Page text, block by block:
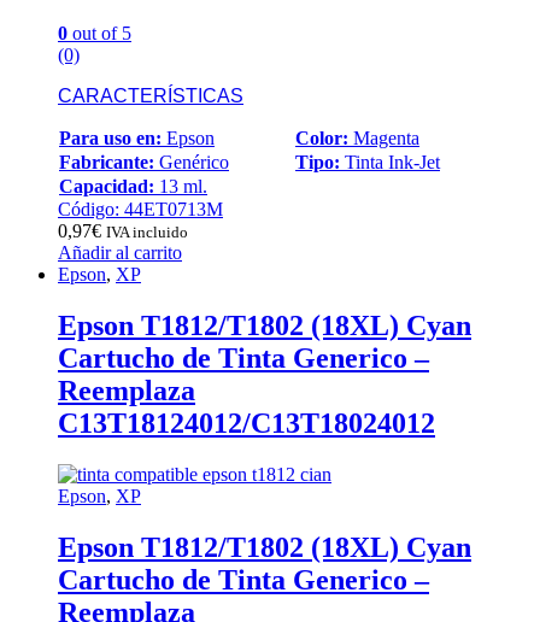
0 out of 5
(0)
CARACTERÍSTICAS
Para uso en: Epson Color: Magenta
Fabricante: Genérico Tipo: Tinta Ink-Jet
Capacidad: 13 ml.
Código: 44ET0713M
0,97€ IVA incluido
Añadir al carrito
Epson, XP
Epson T1812/T1802 (18XL) Cyan
Cartucho de Tinta Generico –
Reemplaza
C13T18124012/C13T18024012
Epson, XP
Epson T1812/T1802 (18XL) Cyan
Cartucho de Tinta Generico –
Reemplaza